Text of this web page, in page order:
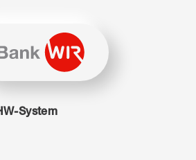
Seite wird JavaScript benötigt.
System